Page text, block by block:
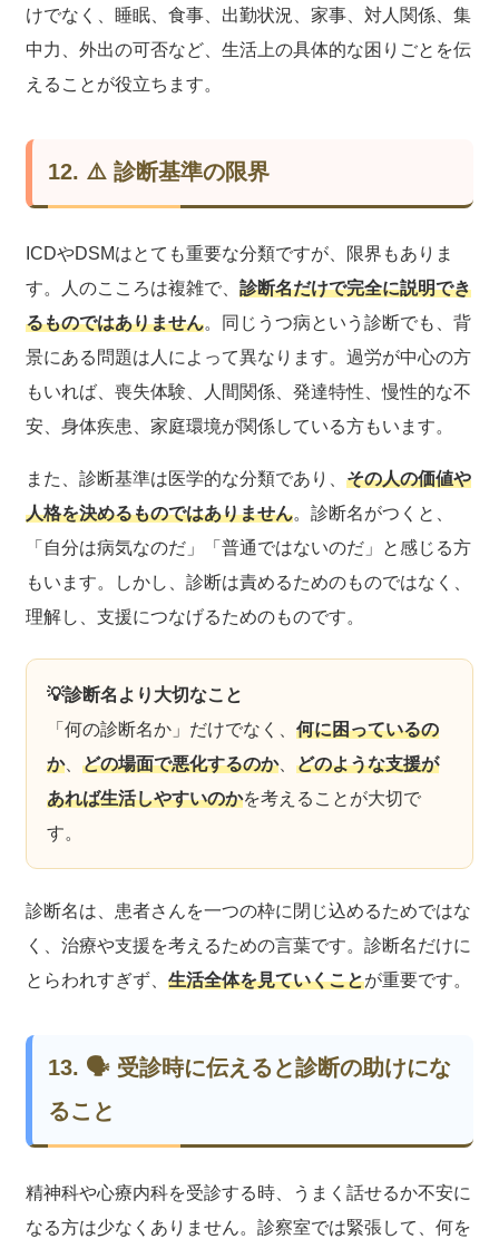
けでなく、睡眠、食事、出勤状況、家事、対人関係、集
中力、外出の可否など、生活上の具体的な困りごとを伝
えることが役立ちます。
12. ⚠️ 診断基準の限界
ICDやDSMはとても重要な分類ですが、限界もありま
す。人のこころは複雑で、診断名だけで完全に説明でき
るものではありません。同じうつ病という診断でも、背
景にある問題は人によって異なります。過労が中心の方
もいれば、喪失体験、人間関係、発達特性、慢性的な不
安、身体疾患、家庭環境が関係している方もいます。
また、診断基準は医学的な分類であり、その人の価値や
人格を決めるものではありません。診断名がつくと、
「自分は病気なのだ」「普通ではないのだ」と感じる方
もいます。しかし、診断は責めるためのものではなく、
理解し、支援につなげるためのものです。
💡診断名より大切なこと
「何の診断名か」だけでなく、何に困っているの
か、どの場面で悪化するのか、どのような支援が
あれば生活しやすいのかを考えることが大切で
す。
診断名は、患者さんを一つの枠に閉じ込めるためではな
く、治療や支援を考えるための言葉です。診断名だけに
とらわれすぎず、生活全体を見ていくことが重要です。
13. 🗣 受診時に伝えると診断の助けにな
ること
精神科や心療内科を受診する時、うまく話せるか不安に
なる方は少なくありません。診察室では緊張して、何を